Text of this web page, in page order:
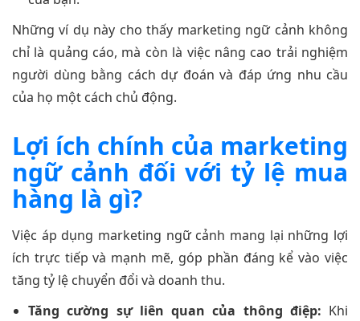
Những ví dụ này cho thấy marketing ngữ cảnh không
chỉ là quảng cáo, mà còn là việc nâng cao trải nghiệm
người dùng bằng cách dự đoán và đáp ứng nhu cầu
của họ một cách chủ động.
Lợi ích chính của marketing
ngữ cảnh đối với tỷ lệ mua
hàng là gì?
Việc áp dụng marketing ngữ cảnh mang lại những lợi
ích trực tiếp và mạnh mẽ, góp phần đáng kể vào việc
tăng tỷ lệ chuyển đổi và doanh thu.
Tăng cường sự liên quan của thông điệp: Khi